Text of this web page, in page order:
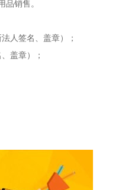
品销售。
人签名、盖章）；
盖章）；